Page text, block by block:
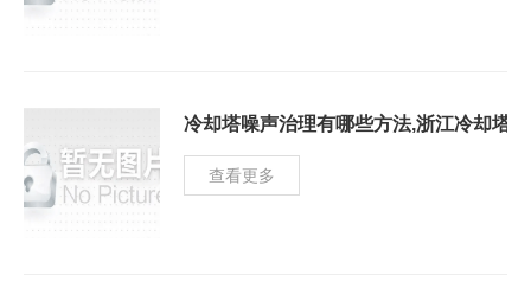
冷却塔噪声治理有哪些方法,浙江冷却塔
查看更多